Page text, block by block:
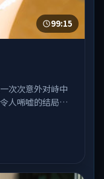
99:15
次次意外对峙中
人唏嘘的结局。
等主演，泰国出